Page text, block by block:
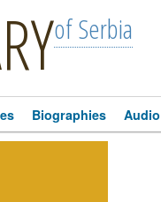
of Serbia
Biographies Audio